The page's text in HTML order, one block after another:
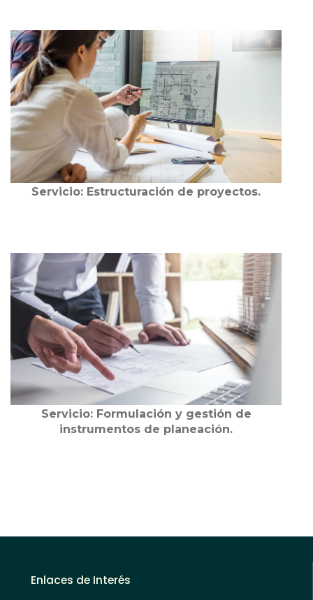
Servicio: Estructuración de proyectos.
Servicio: Formulación y gestión de
instrumentos de planeación.
Enlaces de Interés